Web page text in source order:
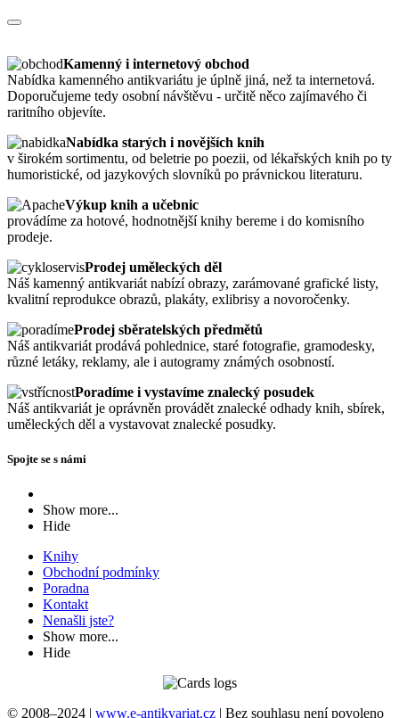
Kamenný i internetový obchod
Nabídka kamenného antikvariátu je úplně jiná, než ta internetová.
Doporučujeme tedy osobní návštěvu - určitě něco zajímavého či
raritního objevíte.
Nabídka starých i novějších knih
v širokém sortimentu, od beletrie po poezii, od lékařských knih po ty
humoristické, od jazykových slovníků po právnickou literaturu.
Výkup knih a učebnic
provádíme za hotové, hodnotnější knihy bereme i do komisního
prodeje.
Prodej uměleckých děl
Náš kamenný antikvariát nabízí obrazy, zarámované grafické listy,
kvalitní reprodukce obrazů, plakáty, exlibrisy a novoročenky.
Prodej sběratelských předmětů
Náš antikvariát prodává pohlednice, staré fotografie, gramodesky,
různé letáky, reklamy, ale i autogramy známých osobností.
Poradíme i vystavíme znalecký posudek
Náš antikvariát je oprávněn provádět znalecké odhady knih, sbírek,
uměleckých děl a vystavovat znalecké posudky.
Spojte se s námi
Show more...
Hide
Knihy
Obchodní podmínky
Poradna
Kontakt
Nenašli jste?
Show more...
Hide
© 2008–2024 | www.e-antikvariat.cz | Bez souhlasu není povoleno